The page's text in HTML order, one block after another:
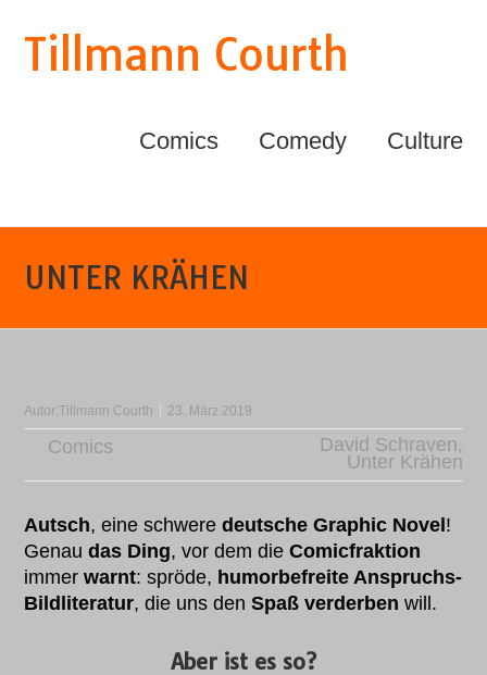
Tillmann Courth
Comics Comedy Culture
UNTER KRÄHEN
Autor:Tillmann Courth 23. März 2019
Comics David Schraven,
Unter Krähen
Autsch, eine schweredeutsche Graphic Novel !
Genaudas Ding, vor dem dieComicfraktion
immerwarnt: spröde, humorbefreite Anspruchs-
Bildliteratur, die uns denSpaß verderben will.
Aber ist es so?